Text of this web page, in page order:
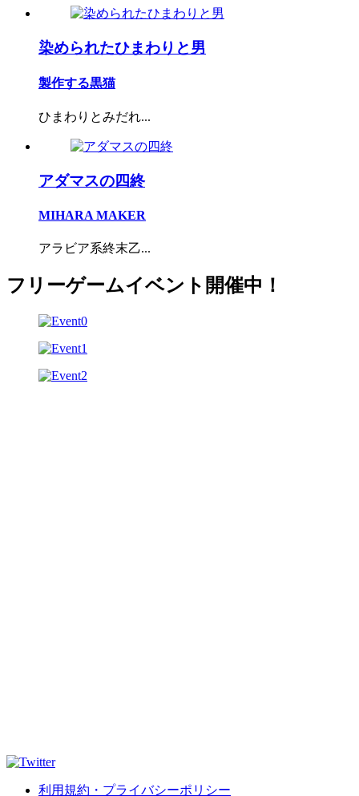
染められたひまわりと男
製作する黒猫
ひまわりとみだれ...
アダマスの四終
MIHARA MAKER
アラビア系終末乙...
フリーゲームイベント開催中！
利用規約・プライバシーポリシー